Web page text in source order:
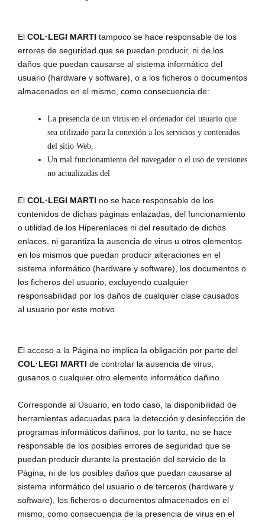
El COL·LEGI MARTI tampoco se hace responsable de los
errores de seguridad que se puedan producir, ni de los
daños que puedan causarse al sistema informático del
usuario (hardware y software), o a los ficheros o documentos
almacenados en el mismo, como consecuencia de:
La presencia de un virus en el ordenador del usuario que
sea utilizado para la conexión a los servicios y contenidos
del sitio Web,
Un mal funcionamiento del navegador o el uso de versiones
no actualizadas del
El COL·LEGI MARTI no se hace responsable de los
contenidos de dichas páginas enlazadas, del funcionamiento
o utilidad de los Hiperenlaces ni del resultado de dichos
enlaces, ni garantiza la ausencia de virus u otros elementos
en los mismos que puedan producir alteraciones en el
sistema informático (hardware y software), los documentos o
los ficheros del usuario, excluyendo cualquier
responsabilidad por los daños de cualquier clase causados
al usuario por este motivo.
El acceso a la Página no implica la obligación por parte del
COL·LEGI MARTI de controlar la ausencia de virus,
gusanos o cualquier otro elemento informático dañino.
Corresponde al Usuario, en todo caso, la disponibilidad de
herramientas adecuadas para la detección y desinfección de
programas informáticos dañinos, por lo tanto, no se hace
responsable de los posibles errores de seguridad que se
puedan producir durante la prestación del servicio de la
Página, ni de los posibles daños que puedan causarse al
sistema informático del usuario o de terceros (hardware y
software), los ficheros o documentos almacenados en el
mismo, como consecuencia de la presencia de virus en el